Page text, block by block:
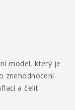
model, který je
znehodnocení
a čelit